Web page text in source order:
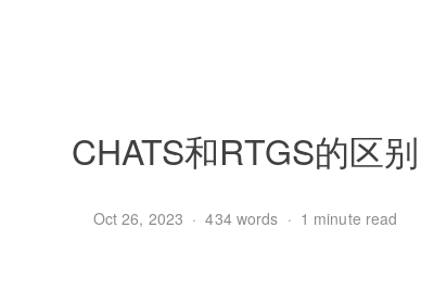
CHATS和RTGS的区别
Oct 26, 2023 · 434 words · 1 minute read